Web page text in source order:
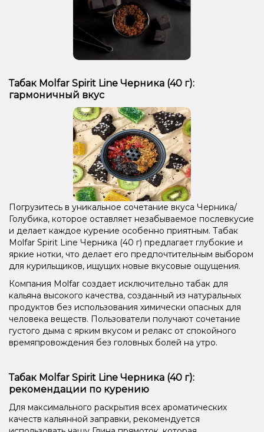
Табак Molfar Spirit Line Черника (40 г):
гармоничный вкус
Погрузитесь в уникальное сочетание вкуса Черника/
Голубика, которое оставляет незабываемое послевкусие
и делает каждое курение особенно приятным. Табак
Molfar Spirit Line Черника (40 г) предлагает глубокие и
яркие нотки, что делает его предпочтительным выбором
для курильщиков, ищущих новые вкусовые ощущения.
Компания Molfar создает исключительно табак для
кальяна высокого качества, созданный из натуральных
продуктов без использования химически опасных для
человека веществ. Пользователи получают сочетание
густого дыма с ярким вкусом и релакс от спокойного
времяпровождения без головных болей на утро.
Табак Molfar Spirit Line Черника (40 г):
рекомендации по курению
Для максимального раскрытия всех ароматических
качеств кальянной заправки, рекомендуется